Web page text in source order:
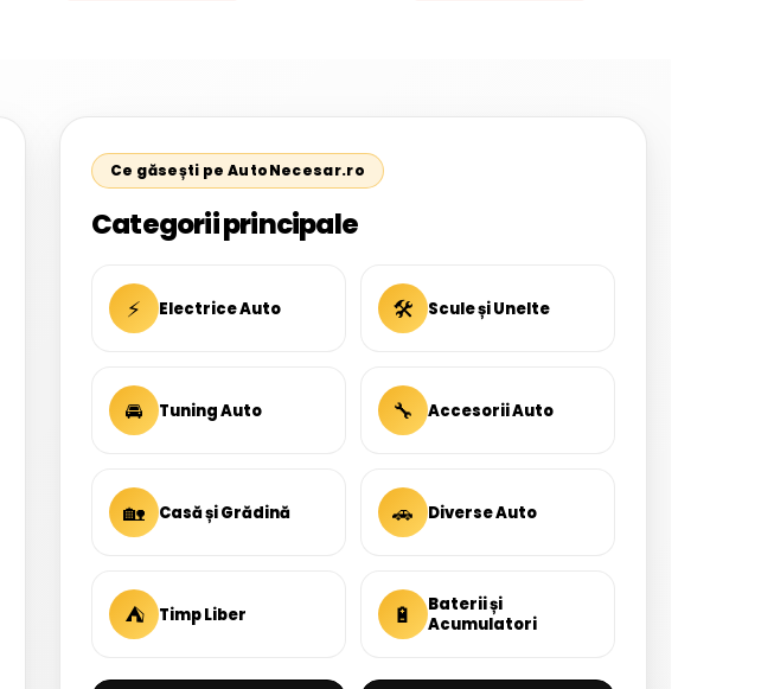
Ce găsești pe AutoNecesar.ro
Categorii principale
⚡ Electrice Auto 🛠 Scule și Unelte
🚘 Tuning Auto 🔧 Accesorii Auto
🏡 Casă și Grădină 🚗 Diverse Auto
⛺ Timp Liber 🔋
Baterii și
Acumulatori